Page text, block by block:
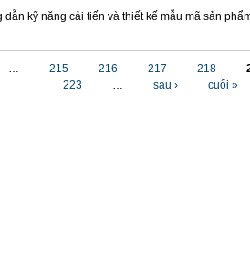
kỹ năng cải tiến và thiết kế mẫu mã sản
… 215 216 217 218
223
… sau › cuối »